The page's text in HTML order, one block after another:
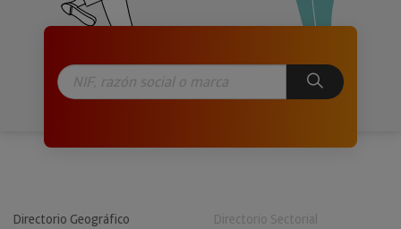
Directorio Geográfico Directorio Sectorial